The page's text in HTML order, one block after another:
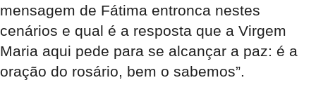
mensagem de Fátima entronca nestes
cenários e qual é a resposta que a Virgem
Maria aqui pede para se alcançar a paz: é a
oração do rosário, bem o sabemos”.